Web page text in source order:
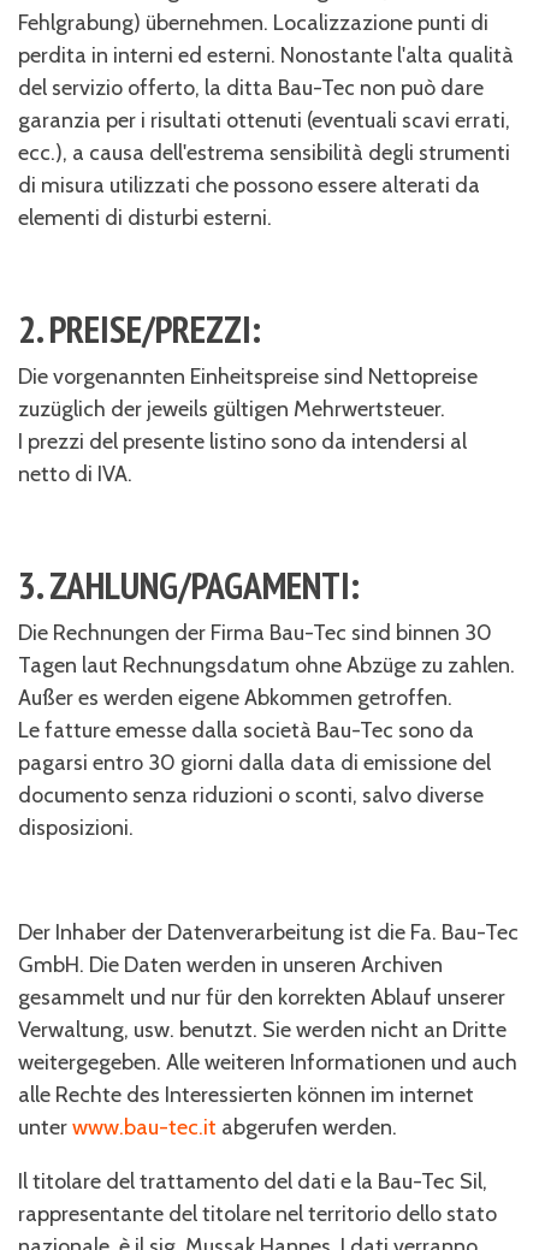
Fehlgrabung) übernehmen. Localizzazione punti di
perdita in interni ed esterni. Nonostante l'alta qualità
del servizio offerto, la ditta Bau-Tec non può dare
garanzia per i risultati ottenuti (eventuali scavi errati,
ecc.), a causa dell'estrema sensibilità degli strumenti
di misura utilizzati che possono essere alterati da
elementi di disturbi esterni.
2. PREISE/PREZZI:
Die vorgenannten Einheitspreise sind Nettopreise
zuzüglich der jeweils gültigen Mehrwertsteuer.
I prezzi del presente listino sono da intendersi al
netto di IVA.
3. ZAHLUNG/PAGAMENTI:
Die Rechnungen der Firma Bau-Tec sind binnen 30
Tagen laut Rechnungsdatum ohne Abzüge zu zahlen.
Außer es werden eigene Abkommen getroffen.
Le fatture emesse dalla società Bau-Tec sono da
pagarsi entro 30 giorni dalla data di emissione del
documento senza riduzioni o sconti, salvo diverse
disposizioni.
Der Inhaber der Datenverarbeitung ist die Fa. Bau-Tec
GmbH. Die Daten werden in unseren Archiven
gesammelt und nur für den korrekten Ablauf unserer
Verwaltung, usw. benutzt. Sie werden nicht an Dritte
weitergegeben. Alle weiteren Informationen und auch
alle Rechte des Interessierten können im internet
unterwww.bau-tec.it abgerufen werden.
Il titolare del trattamento del dati e la Bau-Tec Sil,
rappresentante del titolare nel territorio dello stato